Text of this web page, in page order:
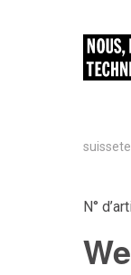
N°